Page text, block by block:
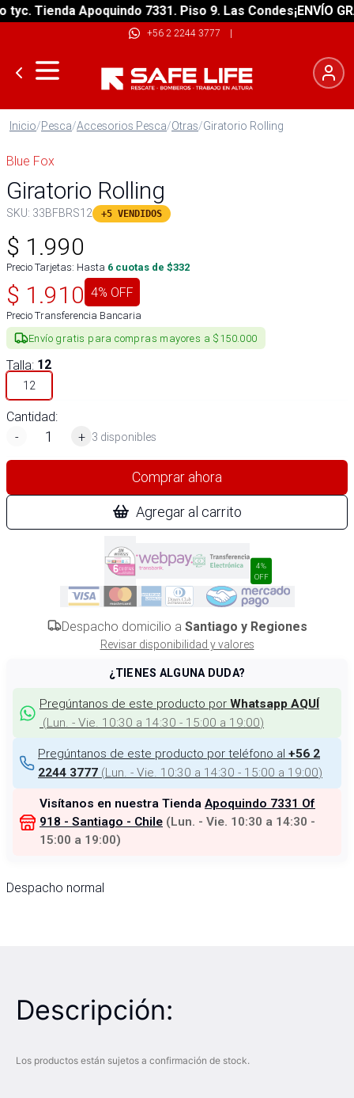
Tienda Apoquindo 7331. Piso 9. Las Condes¡ENVÍO
+56 2 2244 3777 |
Inicio/Pesca/Accesorios Pesca/Otras/Giratorio Rolling
Blue Fox
Giratorio Rolling
SKU: 33BFBRS12 +5 VENDIDOS
$ 1.990
Precio Tarjetas: Hasta 6 cuotas de $332
$ 1.910 4% OFF
Precio Transferencia Bancaria
Envío gratis para compras mayores a $150.000
Talla: 12
12
Cantidad:
-
+ 3 disponibles
Comprar ahora
Agregar al carrito
4%
OFF
Despacho domicilio a Santiago y Regiones
Revisar disponibilidad y valores
¿TIENES ALGUNA DUDA?
Pregúntanos de este producto por Whatsapp AQUÍ
(Lun. - Vie. 10:30 a 14:30 - 15:00 a 19:00)
Pregúntanos de este producto por teléfono al +56 2
2244 3777 (Lun. - Vie. 10:30 a 14:30 - 15:00 a 19:00)
Visítanos en nuestra Tienda Apoquindo 7331 Of
918 - Santiago - Chile (Lun. - Vie. 10:30 a 14:30 -
15:00 a 19:00)
Despacho normal
Descripción:
Los productos están sujetos a confirmación de stock.